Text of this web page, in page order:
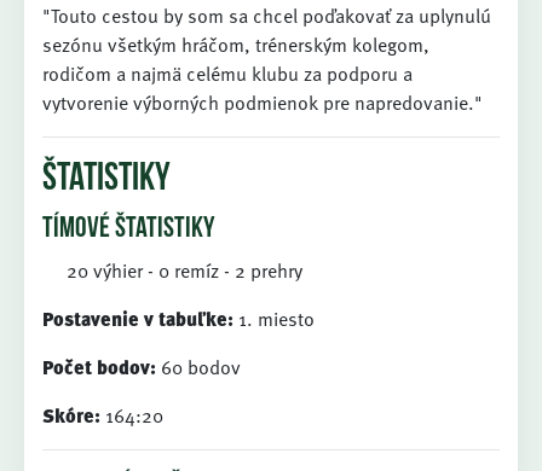
"Touto cestou by som sa chcel poďakovať za uplynulú
sezónu všetkým hráčom, trénerským kolegom,
rodičom a najmä celému klubu za podporu a
vytvorenie výborných podmienok pre napredovanie."
štatistiky
tímové štatistiky
20 výhier - 0 remíz - 2 prehry
Postavenie v tabuľke: 1. miesto
Počet bodov: 60 bodov
Skóre: 164:20